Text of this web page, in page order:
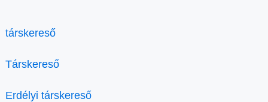
társkereső
Társkereső
Erdélyi társkereső